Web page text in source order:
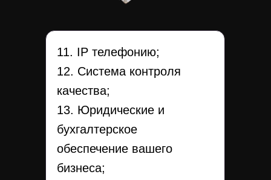
11. IP телефонию;
12. Система контроля
качества;
13. Юридические и
бухгалтерское
обеспечение вашего
бизнеса;